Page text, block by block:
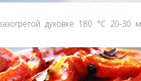
духовке 180 °С 20-
Categories